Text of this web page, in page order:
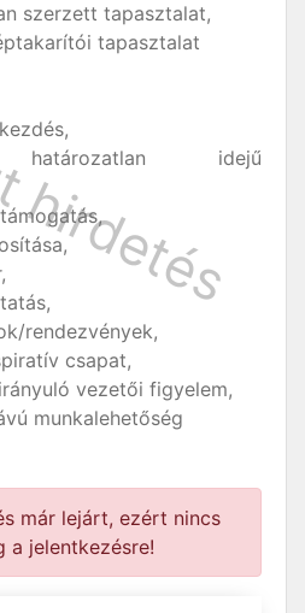
szerzett tapasztalat,
tapasztalat
határozatlan idejű
rendezvények,
csapat,
vezetői figyelem,
munkalehetőség
már lejárt, ezért nincs
a jelentkezésre!